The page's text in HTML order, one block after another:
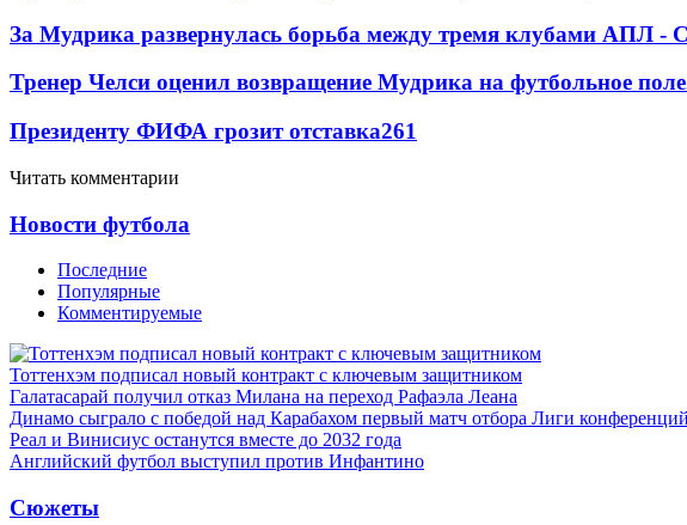
За Мудрика развернулась борьба между тремя клубами АПЛ
Тренер Челси оценил возвращение Мудрика на футбольное поле
Президенту ФИФА грозит отставка261
Читать комментарии
Новости футбола
Последние
Популярные
Комментируемые
Тоттенхэм подписал новый контракт с ключевым защитником
Галатасарай получил отказ Милана на переход Рафаэла Леана
Динамо сыграло с победой над Карабахом первый матч отбора Лиги конференций
Реал и Винисиус останутся вместе до 2032 года
Английский футбол выступил против Инфантино
Сюжеты